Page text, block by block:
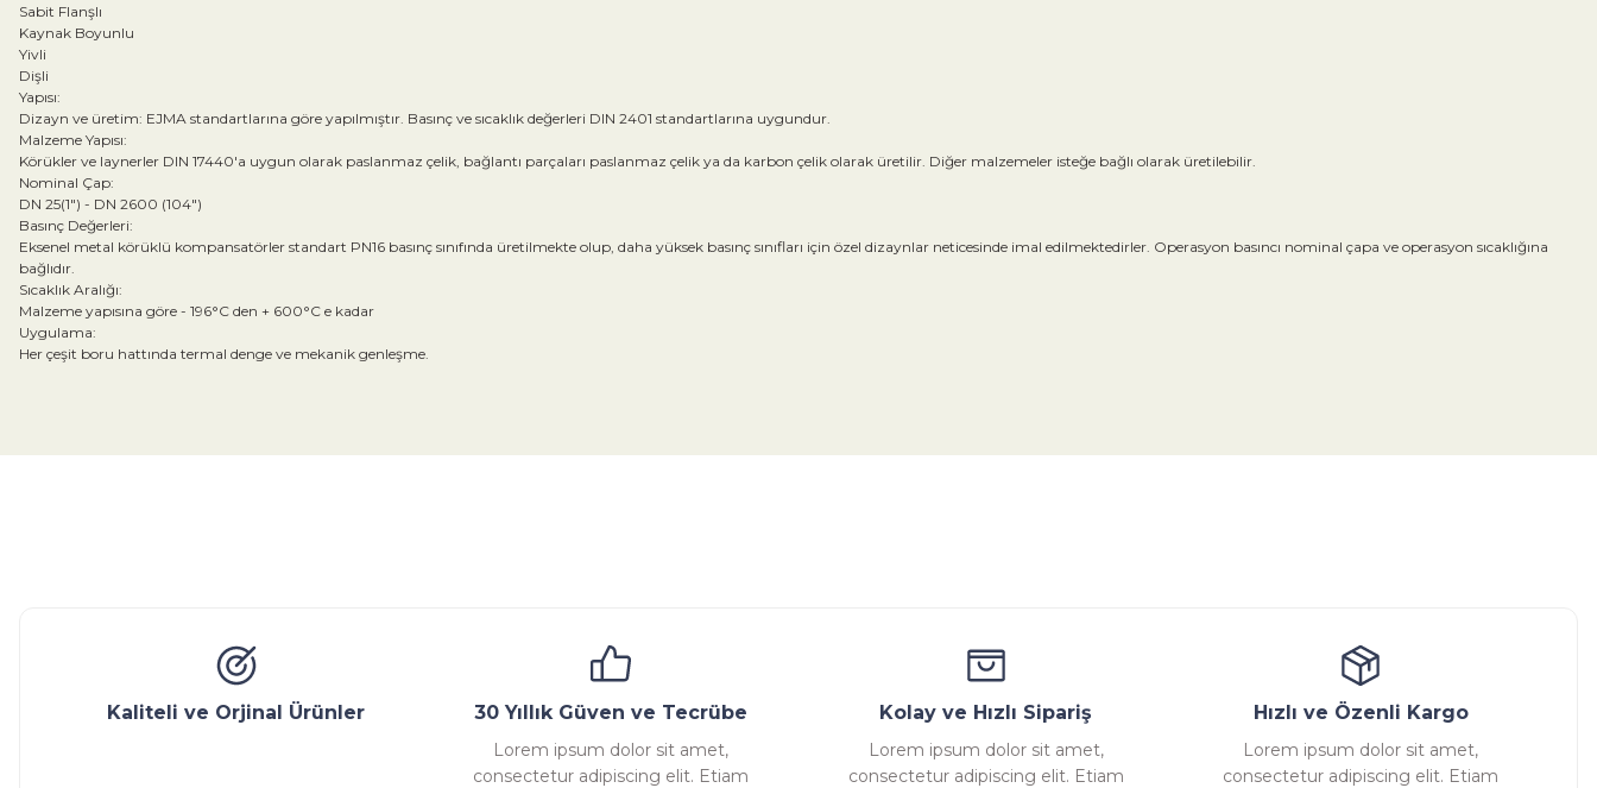
Sabit Flanşlı
Kaynak Boyunlu
Yivli
Dişli
Yapısı:
Dizayn ve üretim: EJMA standartlarına göre yapılmıştır. Basınç ve sıcaklık değerleri DIN 2401 standartlarına uygundur.
Malzeme Yapısı:
Körükler ve laynerler DIN 17440'a uygun olarak paslanmaz çelik, bağlantı parçaları paslanmaz çelik ya da karbon çelik olarak üretilir. Diğer malzemeler isteğe bağlı olarak üretilebilir.
Nominal Çap:
DN 25(1") - DN 2600 (104")
Basınç Değerleri:
Eksenel metal körüklü kompansatörler standart PN16 basınç sınıfında üretilmekte olup, daha yüksek basınç sınıfları için özel dizaynlar neticesinde imal edilmektedirler. Operasyon basıncı nominal çapa ve operasyon sıcaklığına
bağlıdır.
Sıcaklık Aralığı:
Malzeme yapısına göre - 196°C den + 600°C e kadar
Uygulama:
Her çeşit boru hattında termal denge ve mekanik genleşme.
Bu ürüne ilk yorumu siz yapın!
Kaliteli ve Orjinal Ürünler 30 Yıllık Güven ve Tecrübe
Lorem ipsum dolor sit amet,
consectetur adipiscing elit. Etiam
Kolay ve Hızlı Sipariş
Lorem ipsum dolor sit amet,
consectetur adipiscing elit. Etiam
Hızlı ve Özenli Kargo
Lorem ipsum dolor sit amet,
consectetur adipiscing elit. Etiam